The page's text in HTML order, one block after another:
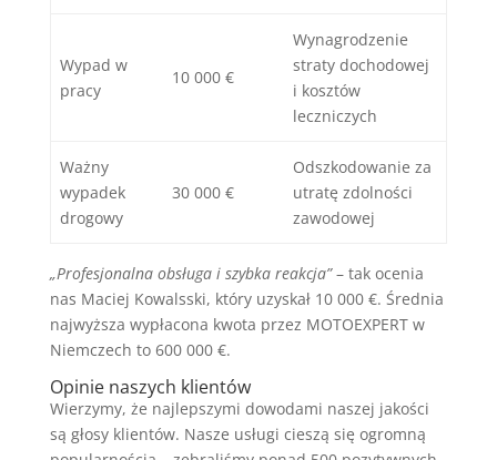
Wypad w
pracy
10 000 €
Wynagrodzenie
straty dochodowej
i kosztów
leczniczych
Ważny
wypadek
drogowy
30 000 €
Odszkodowanie za
utratę zdolności
zawodowej
„Profesjonalna obsługa i szybka reakcja”– tak ocenia
nas Maciej Kowalsski, który uzyskał 10 000 €. Średnia
najwyższa wypłacona kwota przez MOTOEXPERT w
Niemczech to 600 000 €.
Opinie naszych klientów
Wierzymy, że najlepszymi dowodami naszej jakości
są głosy klientów. Nasze usługi cieszą się ogromną